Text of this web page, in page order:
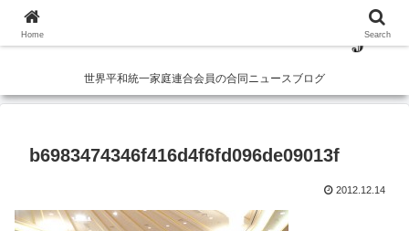
世界平和統一家庭連合会員の合同ニュースブログ
b6983474346f416d4f6fd096de09013f
2012.12.14
Home Search